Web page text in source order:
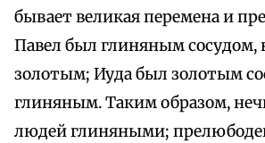
бывает великая перемена и
Павел был глиняным сосудом,
золотым; Иуда был золотым
глиняным. Таким образом,
людей глиняными;